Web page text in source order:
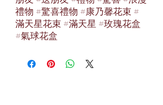
禮物 #驚喜禮物 #康乃馨花束 #
滿天星花束 #滿天星 #玫瑰花盒
#氣球花盒